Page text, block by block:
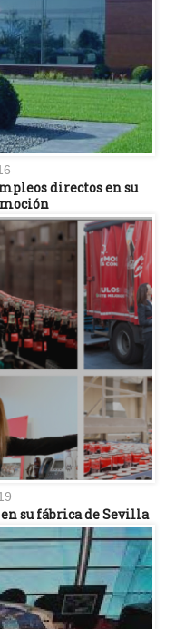
directos en su
su fábrica de Sevilla